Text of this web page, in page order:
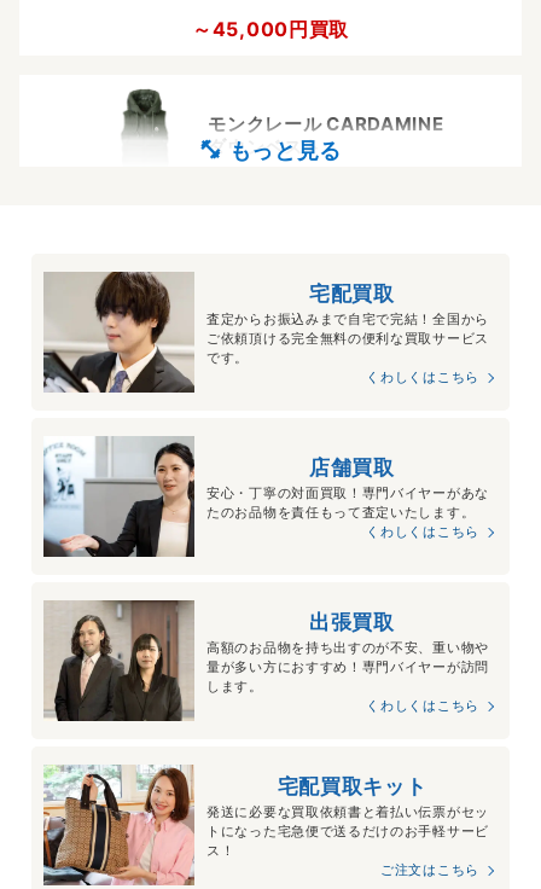
～45,000円買取
モンクレール CARDAMINE
ダウンベスト
～72,000円買取
モンクレール TIBB
オンオフ問わないシンプルさが人気で中古相場も高騰している
傾向がございますため高価買取が可能です。
～44,000円買取
宅配買取
査定からお振込みまで自宅で完結！全国から
ご依頼頂ける完全無料の便利な買取サービス
です。
くわしくはこちら
店舗買取
安心・丁寧の対面買取！専門バイヤーがあな
たのお品物を責任もって査定いたします。
くわしくはこちら
出張買取
高額のお品物を持ち出すのが不安、重い物や
量が多い方におすすめ！専門バイヤーが訪問
します。
くわしくはこちら
宅配買取キット
発送に必要な買取依頼書と着払い伝票がセッ
トになった宅急便で送るだけのお手軽サービ
ス！
ご注文はこちら